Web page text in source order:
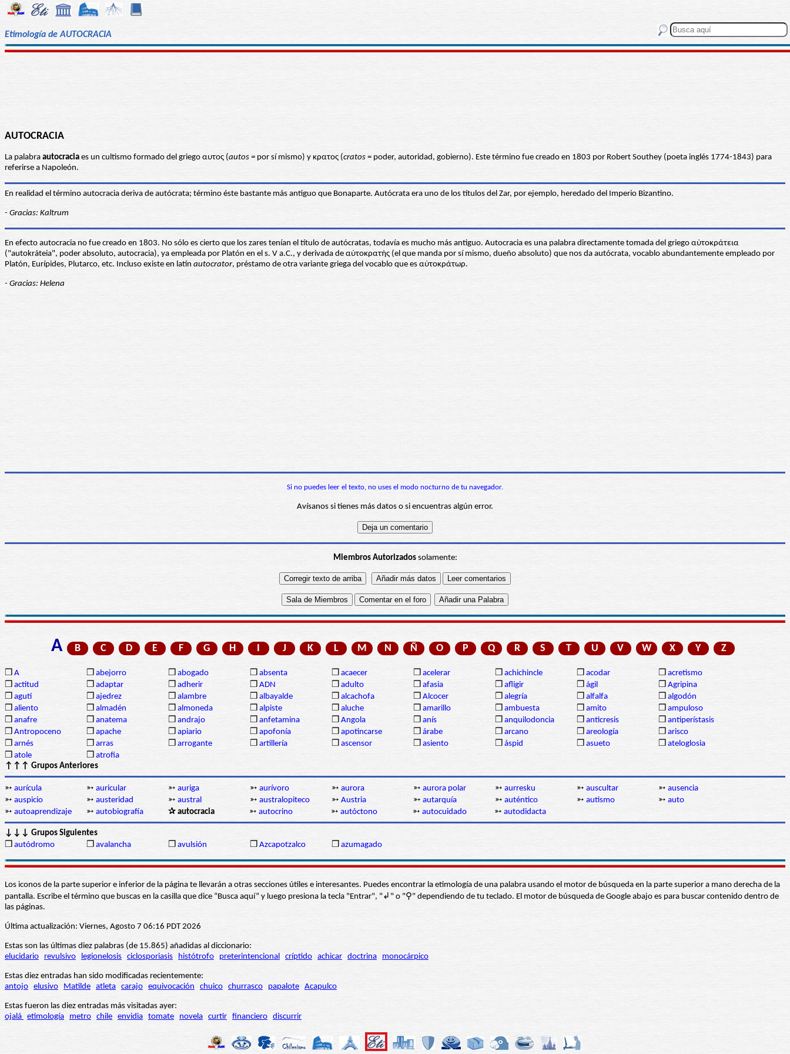
Etimología de AUTOCRACIA
AUTOCRACIA
La palabra autocracia es un cultismo formado del griego αυτος (autos = por sí mismo) y κρατος (cratos = poder, autoridad, gobierno). Este término fue creado en 1803 por Robert Southey (poeta inglés 1774-1843) para
referirse a Napoleón.
En realidad el término autocracia deriva de autócrata; término éste bastante más antiguo que Bonaparte. Autócrata era uno de los títulos del Zar, por ejemplo, heredado del Imperio Bizantino.
- Gracias: Kaltrum
En efecto autocracia no fue creado en 1803. No sólo es cierto que los zares tenían el título de autócratas, todavía es mucho más antiguo. Autocracia es una palabra directamente tomada del griego αὐτοκράτεια
("autokráteia", poder absoluto, autocracia), ya empleada por Platón en el s. V a.C., y derivada de αὐτοκρατής (el que manda por sí mismo, dueño absoluto) que nos da autócrata, vocablo abundantemente empleado por
Platón, Eurípides, Plutarco, etc. Incluso existe en latín autocrator, préstamo de otra variante griega del vocablo que es αὐτοκράτωρ.
- Gracias: Helena
Si no puedes leer el texto, no uses el modo nocturno de tu navegador.
Avísanos si tienes más datos o si encuentras algún error.
Miembros Autorizadossolamente:
A B C D E F G H J K L M N Ñ O P Q R S T U V W X Y Z
❒ A ❒ abejorro ❒ abogado ❒ absenta ❒ acaecer ❒ acelerar ❒ achichincle ❒ acodar ❒ acretismo
❒ actitud ❒ adaptar ❒ adherir ❒ ADN ❒ adulto ❒ afasia ❒ afligir ❒ ágil ❒ Agripina
❒ agutí ❒ ajedrez ❒ alambre ❒ albayalde ❒ alcachofa ❒ Alcocer ❒ alegría ❒ alfalfa ❒ algodón
❒ aliento ❒ almadén ❒ almoneda ❒ alpiste ❒ aluche ❒ amarillo ❒ ambuesta ❒ amito ❒ ampuloso
❒ anafre ❒ anatema ❒ andrajo ❒ anfetamina ❒ Angola ❒ anís ❒ anquilodoncia ❒ anticresis ❒ antiperístasis
❒ Antropoceno ❒ apache ❒ apiario ❒ apofonía ❒ apotincarse ❒ árabe ❒ arcano ❒ areología ❒ arisco
❒ arnés ❒ arras ❒ arrogante ❒ artillería ❒ ascensor ❒ asiento ❒ áspid ❒ asueto ❒ ateloglosia
❒ atole ❒ atrofia
↑↑↑ Grupos Anteriores
➳ aurícula ➳ auricular ➳ auriga ➳ aurívoro ➳ aurora ➳ aurora polar ➳ aurresku ➳ auscultar ➳ ausencia
➳ auspicio ➳ austeridad ➳ austral ➳ australopiteco ➳ Austria ➳ autarquía ➳ auténtico ➳ autismo ➳ auto
➳ autoaprendizaje ➳ autobiografía ✰ autocracia ➳ autocrino ➳ autóctono ➳ autocuidado ➳ autodidacta
↓↓↓ Grupos Siguientes
❒ autódromo ❒ avalancha ❒ avulsión ❒ Azcapotzalco ❒ azumagado
Los iconos de la parte superior e inferior de la página te llevarán a otras secciones útiles e interesantes. Puedes encontrar la etimología de una palabra usando el motor de búsqueda en la parte superior a mano derecha de la
pantalla. Escribe el término que buscas en la casilla que dice “Busca aquí” y luego presiona la tecla "Entrar", "↲" o "⚲" dependiendo de tu teclado. El motor de búsqueda de Google abajo es para buscar contenido dentro de
las páginas.
Última actualización: Viernes, Agosto 7 06:16 PDT 2026
Estas son las últimas diez palabras (de 15.865) añadidas al diccionario:
elucidario
revulsivo legionelosis ciclosporiasis histótrofo preterintencional críptido achicar doctrina monocárpico
Estas diez entradas han sido modificadas recientemente:
antojo elusivo Matilde atleta carajo equivocación chuico churrasco papalote Acapulco
Estas fueron las diez entradas más visitadas ayer:
ojalá etimología metro chile envidia tomate novela curtir financiero discurrir